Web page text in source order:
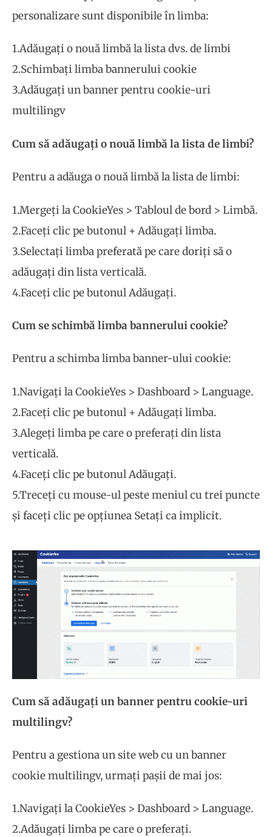
personalizare sunt disponibile în limba:
1.Adăugați o nouă limbă la lista dvs. de limbi
2.Schimbați limba bannerului cookie
3.Adăugați un banner pentru cookie-uri
multilingv
Cum să adăugați o nouă limbă la lista de limbi?
Pentru a adăuga o nouă limbă la lista de limbi:
1.Mergeți la CookieYes > Tabloul de bord > Limbă.
2.Faceți clic pe butonul + Adăugați limba.
3.Selectați limba preferată pe care doriți să o
adăugați din lista verticală.
4.Faceți clic pe butonul Adăugați.
Cum se schimbă limba bannerului cookie?
Pentru a schimba limba banner-ului cookie:
1.Navigați la CookieYes > Dashboard > Language.
2.Faceți clic pe butonul + Adăugați limba.
3.Alegeți limba pe care o preferați din lista
verticală.
4.Faceți clic pe butonul Adăugați.
5.Treceți cu mouse-ul peste meniul cu trei puncte
și faceți clic pe opțiunea Setați ca implicit.
Cum să adăugați un banner pentru cookie-uri
multilingv?
Pentru a gestiona un site web cu un banner
cookie multilingv, urmați pașii de mai jos:
1.Navigați la CookieYes > Dashboard > Language.
2.Adăugați limba pe care o preferați.